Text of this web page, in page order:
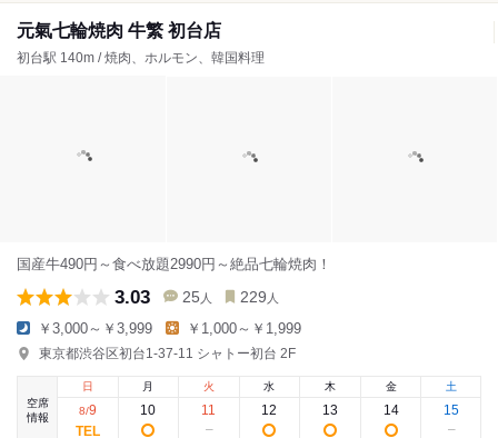
元氣七輪焼肉 牛繁 初台店
初台駅 140m / 焼肉、ホルモン、韓国料理
国産牛490円～食べ放題2990円～絶品七輪焼肉！
3.03 25 人 229 人
￥3,000～￥3,999 ￥1,000～￥1,999
東京都渋谷区初台1-37-11 シャトー初台 2F
空席
情報
日
8/9
月
10
火
11
水
12
木
13
金
14
土
15